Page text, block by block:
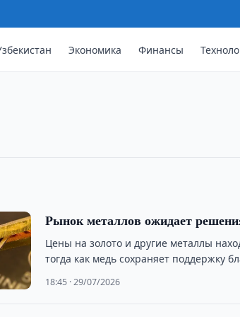
Экономика Финансы
пройдет
Рынок металлов ожидает
Цены на золото и другие металлы
тогда как медь сохраняет поддержку
18:45 · 29/07/2026